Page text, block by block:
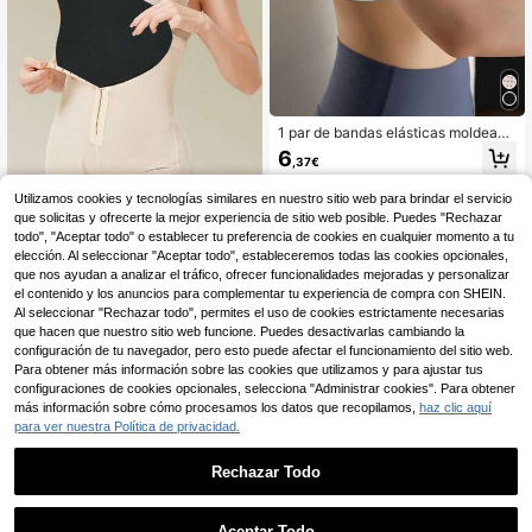
NEW larrycard 1 pieza Tablero de es
puma EVA para soporte postcirugía
y moldeado abdominal plano
10,68€
1 par de bandas elásticas moldeado
ras de brazos, bandas elásticas de
compresión reductoras para brazos,
asiste el entrenamiento de fuerza d
e brazos, apto para ejercicio, viaje
y uso doméstico
6 ,37€
1
Utilizamos cookies y tecnologías similares en nuestro sitio web para brindar el servicio
que solicitas y ofrecerte la mejor experiencia de sitio web posible. Puedes "Rechazar
todo", "Aceptar todo" o establecer tu preferencia de cookies en cualquier momento a tu
elección. Al seleccionar "Aceptar todo", estableceremos todas las cookies opcionales,
que nos ayudan a analizar el tráfico, ofrecer funcionalidades mejoradas y personalizar
el contenido y los anuncios para complementar tu experiencia de compra con SHEIN.
Al seleccionar "Rechazar todo", permites el uso de cookies estrictamente necesarias
que hacen que nuestro sitio web funcione. Puedes desactivarlas cambiando la
configuración de tu navegador, pero esto puede afectar el funcionamiento del sitio web.
Para obtener más información sobre las cookies que utilizamos y para ajustar tus
configuraciones de cookies opcionales, selecciona "Administrar cookies". Para obtener
más información sobre cómo procesamos los datos que recopilamos, haz clic aquí
para ver nuestra Política de privacidad.
Rechazar Todo